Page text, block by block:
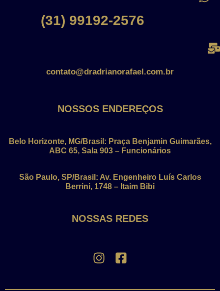
(31) 99192-2576
contato@dradrianorafael.com.br
NOSSOS ENDEREÇOS
Belo Horizonte, MG/Brasil: Praça Benjamin Guimarães,
ABC 65, Sala 903 – Funcionários
São Paulo, SP/Brasil: Av. Engenheiro Luís Carlos
Berrini, 1748 – Itaim Bibi
NOSSAS REDES